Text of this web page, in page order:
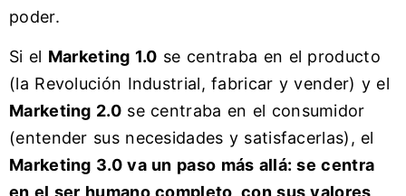
poder.
Si el Marketing 1.0 se centraba en el producto
(la Revolución Industrial, fabricar y vender) y el
Marketing 2.0se centraba en el consumidor
(entender sus necesidades y satisfacerlas), el
Marketing 3.0 va un paso más allá: se centra